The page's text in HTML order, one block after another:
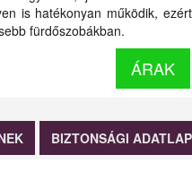
is hatékonyan működik,
fürdőszobákban.
ÁRAK
BIZTONSÁGI ADATLAP